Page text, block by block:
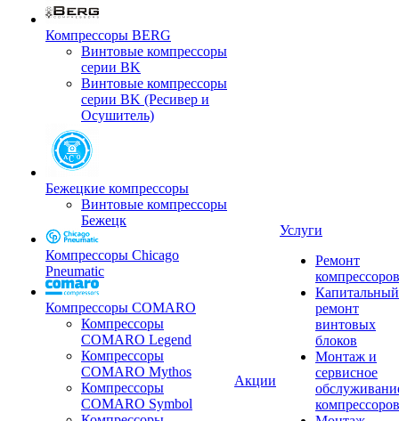
Компрессоры BERG
Винтовые компрессоры
серии BK
Винтовые компрессоры
серии BK (Ресивер и
Осушитель)
Бежецкие компрессоры
Винтовые компрессоры
Бежецк
Компрессоры Chicago
Pneumatic
Компрессоры COMARO
Компрессоры
COMARO Legend
Компрессоры
COMARO Mythos
Компрессоры
COMARO Symbol
Акции
Услуги
Ремонт
компрессоров
Капитальный
ремонт
винтовых
блоков
Монтаж и
сервисное
компрессоров